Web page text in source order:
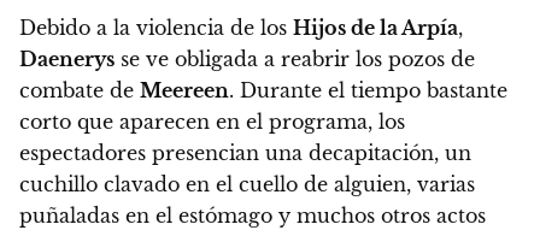
Debido a la violencia de los Hijos de la Arpía,
Daenerys se ve obligada a reabrir los pozos de
combate de Meereen. Durante el tiempo bastante
corto que aparecen en el programa, los
espectadores presencian una decapitación, un
cuchillo clavado en el cuello de alguien, varias
puñaladas en el estómago y muchos otros actos